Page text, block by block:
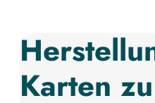
Karten